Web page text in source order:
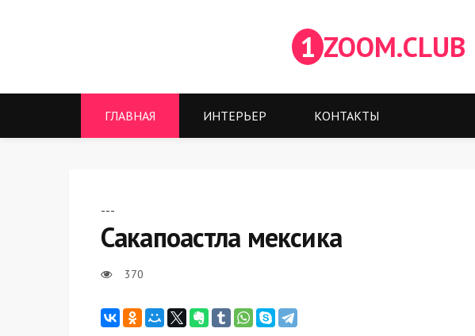
1 ZOOM.CLUB
ГЛАВНАЯ ИНТЕРЬЕР КОНТАКТЫ
---
Сакапоастла мексика
370